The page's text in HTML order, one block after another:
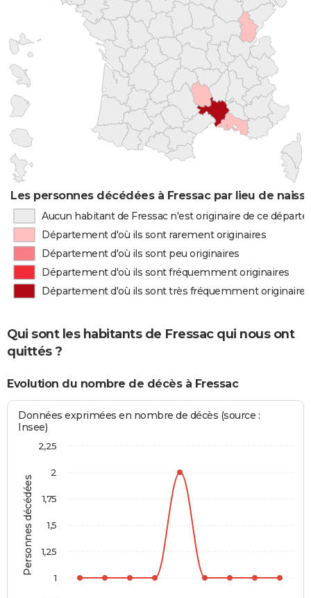
Les personnes décédées à Fressac par lieu de
Aucun habitant de Fressac n'est originaire de ce
Département d'où ils sont rarement originaires
Département d'où ils sont peu originaires
Département d'où ils sont fréquemment originaires
Département d'où ils sont très fréquemment originaires
Qui sont les habitants de Fressac qui nous ont
quittés ?
Evolution du nombre de décès à Fressac
Personnes décédées
Données exprimées en nombre de décès (source :
Insee)
1
1,25
1,5
1,75
2
2,25